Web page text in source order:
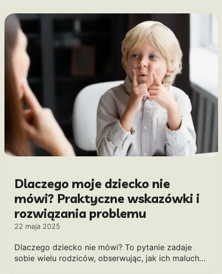
Dlaczego moje dziecko nie
mówi? Praktyczne wskazówki i
rozwiązania problemu
22 maja 2025
Dlaczego dziecko nie mówi? To pytanie zadaje
sobie wielu rodziców, obserwując, jak ich maluch…